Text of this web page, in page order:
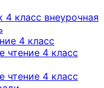
4 класс внеурочная
4 класс
чтение 4 класс
чтение 4 класс